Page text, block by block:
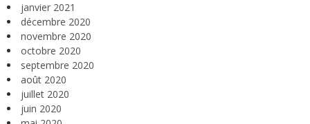
janvier 2021
décembre 2020
novembre 2020
octobre 2020
septembre 2020
août 2020
juillet 2020
juin 2020